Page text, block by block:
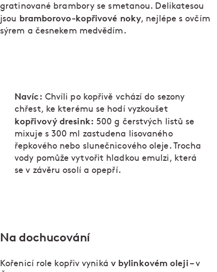
gratinované brambory se smetanou. Delikatesou
jsou bramborovo-kopřivové noky, nejlépe s ovčím
sýrem a česnekem medvědím.
Navíc: Chvíli po kopřivě vchází do sezony
chřest, ke kterému se hodí vyzkoušet
kopřivový dresink: 500 g čerstvých listů se
mixuje s 300 ml zastudena lisovaného
řepkového nebo slunečnicového oleje. Trocha
vody pomůže vytvořit hladkou emulzi, která
se v závěru osolí a opepří.
Na dochucování
Kořenicí role kopřiv vyniká v bylinkovém oleji – v